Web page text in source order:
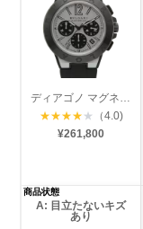
★★★★ ★
（4.0)
¥261,800
商品状態
A: 目立たないキズ
あり